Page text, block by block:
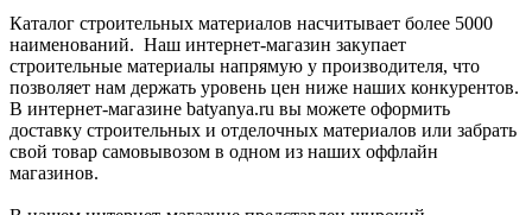
Каталог строительных материалов насчитывает более 5000
наименований. Наш интернет-магазин закупает
строительные материалы напрямую у производителя, что
позволяет нам держать уровень цен ниже наших конкурентов.
В интернет-магазине batyanya.ru вы можете оформить
доставку строительных и отделочных материалов или забрать
свой товар самовывозом в одном из наших оффлайн
магазинов.